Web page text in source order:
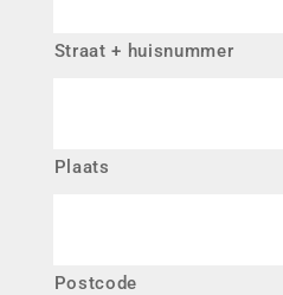
Straat + huisnummer
Plaats
Postcode